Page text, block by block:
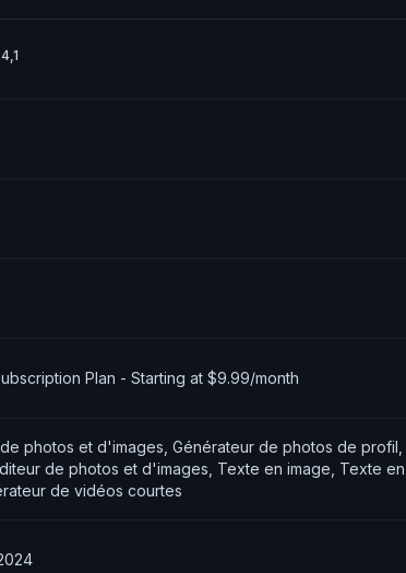
4,1
Plan - Starting at $9.99/month
photos et d'images, Générateur de photos de profil,
de photos et d'images, Texte en image, Texte
de vidéos courtes